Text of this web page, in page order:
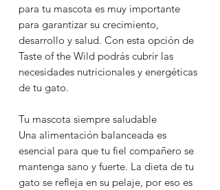
para tu mascota es muy importante
para garantizar su crecimiento,
desarrollo y salud. Con esta opción de
Taste of the Wild podrás cubrir las
necesidades nutricionales y energéticas
de tu gato.
Tu mascota siempre saludable
Una alimentación balanceada es
esencial para que tu fiel compañero se
mantenga sano y fuerte. La dieta de tu
gato se refleja en su pelaje, por eso es